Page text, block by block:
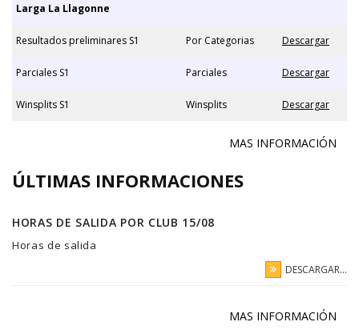
Larga La Llagonne
Resultados preliminares S1 Por Categorias Descargar
Parciales S1 Parciales Descargar
Winsplits S1 Winsplits Descargar
MAS INFORMACIÓN
ÚLTIMAS INFORMACIONES
HORAS DE SALIDA POR CLUB 15/08
Horas de salida
DESCARGAR...
MAS INFORMACIÓN